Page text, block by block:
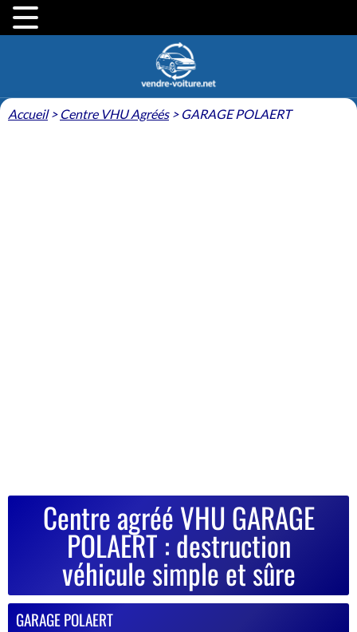
Accueil> Centre VHU Agréés> GARAGE POLAERT
Centre agréé VHU GARAGE
POLAERT : destruction
véhicule simple et sûre
GARAGE POLAERT